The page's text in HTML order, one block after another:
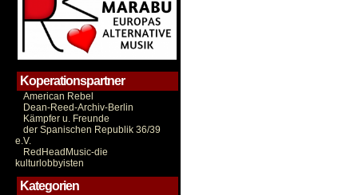
Koperationspartner
American Rebel
Dean-Reed-Archiv-Berlin
Kämpfer u. Freunde
der Spanischen Republik 36/39
e.V.
RedHeadMusic-die
kulturlobbyisten
Kategorien